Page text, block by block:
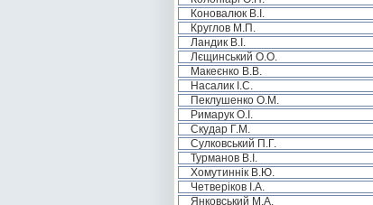
Коновалюк В.І.
Круглов М.П.
Ландик В.І.
Лєщинський О.О.
Макеєнко В.В.
Насалик І.С.
Пеклушенко О.М.
Римарук О.І.
Скудар Г.М.
Сулковський П.Г.
Турманов В.І.
Хомутиннік В.Ю.
Четверіков І.А.
Янковський М.А.